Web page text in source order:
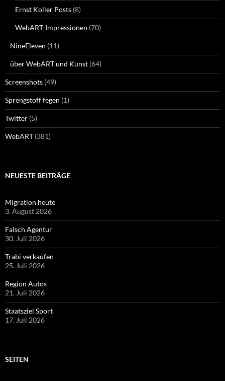
Ernst Koller Posts (8)
WebART-Impressionen (70)
NineEleven (11)
über WebART und Kunst (64)
Screenshots (49)
Sprengstoff fegen (1)
Twitter (5)
WebART (381)
NEUESTE BEITRÄGE
Migration heute
3. August 2026
Falsch Agentur
30. Juli 2026
Trabi verkaufen
25. Juli 2026
Region Autos
21. Juli 2026
Staatsziel Sport
17. Juli 2026
SEITEN